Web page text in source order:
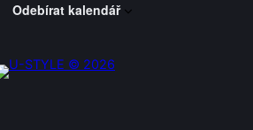
Odebírat kalendář